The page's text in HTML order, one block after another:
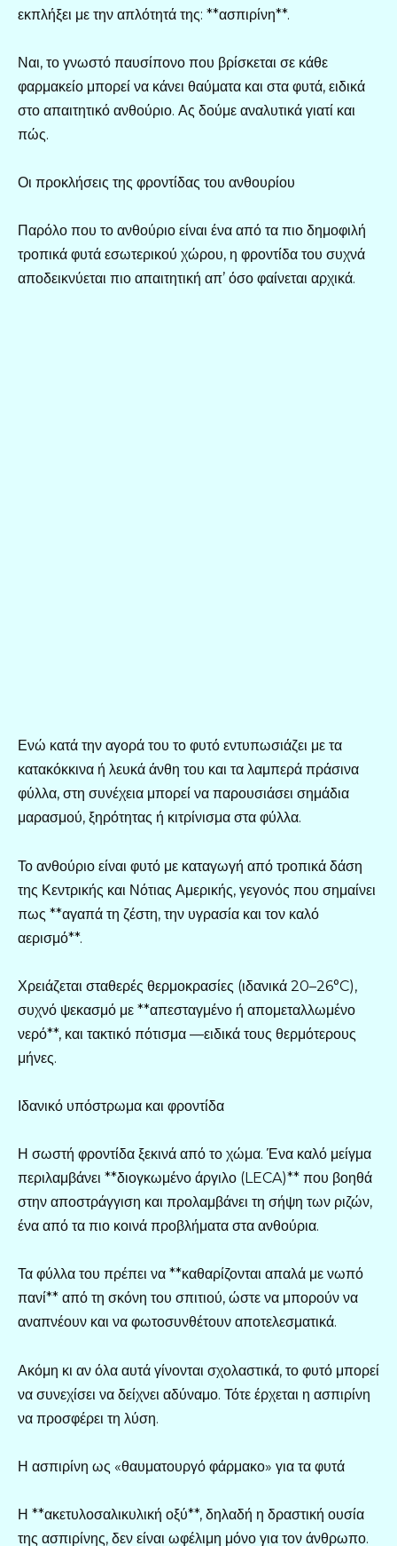
εκπλήξει με την απλότητά της: **ασπιρίνη**.
Ναι, το γνωστό παυσίπονο που βρίσκεται σε κάθε
φαρμακείο μπορεί να κάνει θαύματα και στα φυτά, ειδικά
στο απαιτητικό ανθούριο. Ας δούμε αναλυτικά γιατί και
πώς.
Οι προκλήσεις της φροντίδας του ανθουρίου
Παρόλο που το ανθούριο είναι ένα από τα πιο δημοφιλή
τροπικά φυτά εσωτερικού χώρου, η φροντίδα του συχνά
αποδεικνύεται πιο απαιτητική απ’ όσο φαίνεται αρχικά.
Ενώ κατά την αγορά του το φυτό εντυπωσιάζει με τα
κατακόκκινα ή λευκά άνθη του και τα λαμπερά πράσινα
φύλλα, στη συνέχεια μπορεί να παρουσιάσει σημάδια
μαρασμού, ξηρότητας ή κιτρίνισμα στα φύλλα.
Το ανθούριο είναι φυτό με καταγωγή από τροπικά δάση
της Κεντρικής και Νότιας Αμερικής, γεγονός που σημαίνει
πως **αγαπά τη ζέστη, την υγρασία και τον καλό
αερισμό**.
Χρειάζεται σταθερές θερμοκρασίες (ιδανικά 20–26°C),
συχνό ψεκασμό με **απεσταγμένο ή απομεταλλωμένο
νερό**, και τακτικό πότισμα —ειδικά τους θερμότερους
μήνες.
Ιδανικό υπόστρωμα και φροντίδα
Η σωστή φροντίδα ξεκινά από το χώμα. Ένα καλό μείγμα
περιλαμβάνει **διογκωμένο άργιλο (LECA)** που βοηθά
στην αποστράγγιση και προλαμβάνει τη σήψη των ριζών,
ένα από τα πιο κοινά προβλήματα στα ανθούρια.
Τα φύλλα του πρέπει να **καθαρίζονται απαλά με νωπό
πανί** από τη σκόνη του σπιτιού, ώστε να μπορούν να
αναπνέουν και να φωτοσυνθέτουν αποτελεσματικά.
Ακόμη κι αν όλα αυτά γίνονται σχολαστικά, το φυτό μπορεί
να συνεχίσει να δείχνει αδύναμο. Τότε έρχεται η ασπιρίνη
να προσφέρει τη λύση.
Η ασπιρίνη ως «θαυματουργό φάρμακο» για τα φυτά
Η **ακετυλοσαλικυλική οξύ**, δηλαδή η δραστική ουσία
της ασπιρίνης, δεν είναι ωφέλιμη μόνο για τον άνθρωπο.